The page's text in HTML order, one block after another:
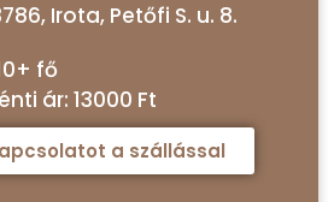
Irota, Petőfi S. u. 8.
fő
ár: 13000 Ft
a szállással